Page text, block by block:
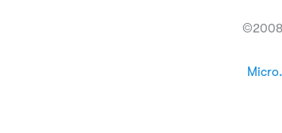
©2008